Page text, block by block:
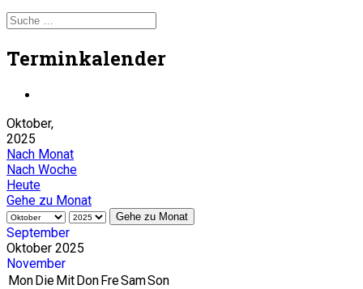
Terminkalender
Oktober,
2025
Nach Monat
Nach Woche
Heute
Gehe zu Monat
Gehe zu Monat
September
Oktober 2025
November
MonDieMitDonFreSamSon